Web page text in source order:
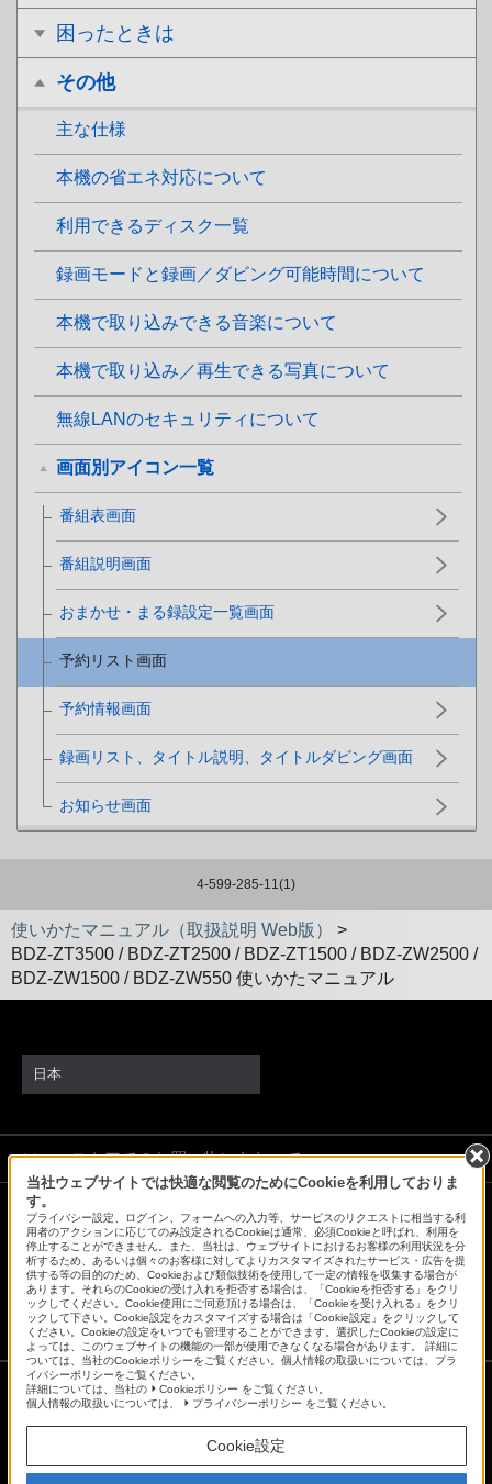
困ったときは
その他
主な仕様
本機の省エネ対応について
利用できるディスク一覧
録画モードと録画／ダビング可能時間について
本機で取り込みできる音楽について
本機で取り込み／再生できる写真について
無線LANのセキュリティについて
画面別アイコン一覧
番組表画面
番組説明画面
おまかせ・まる録設定一覧画面
予約リスト画面
予約情報画面
録画リスト、タイトル説明、タイトルダビング画面
お知らせ画面
4-599-285-11(1)
使いかたマニュアル（取扱説明 Web版）
>
BDZ-ZT3500 / BDZ-ZT2500 / BDZ-ZT1500 / BDZ-ZW2500 /
BDZ-ZW1500 / BDZ-ZW550 使いかたマニュアル
当社ウェブサイトでは快適な閲覧のためにCookieを利用しておりま
す。
プライバシー設定、ログイン、フォームへの入力等、サービスのリクエストに相当する利
用者のアクションに応じてのみ設定されるCookieは通常、必須Cookieと呼ばれ、利用を
停止することができません。また、当社は、ウェブサイトにおけるお客様の利用状況を分
析するため、あるいは個々のお客様に対してよりカスタマイズされたサービス・広告を提
供する等の目的のため、Cookieおよび類似技術を使用して一定の情報を収集する場合が
あります。それらのCookieの受け入れを拒否する場合は、「Cookieを拒否する」をクリ
ックしてください。Cookie使用にご同意頂ける場合は、「Cookieを受け入れる」をクリ
ックして下さい。Cookie設定をカスタマイズする場合は「Cookie設定」をクリックして
ください。Cookieの設定をいつでも管理することができます。選択したCookieの設定に
よっては、このウェブサイトの機能の一部が使用できなくなる場合があります。 詳細に
ついては、当社のCookieポリシーをご覧ください。個人情報の取扱いについては、プラ
イバシーポリシーをご覧ください。
詳細については、当社の
Cookieポリシー をご覧ください。
個人情報の取扱いについては、
プライバシーポリシー をご覧ください。
Cookie設定
日本
ソニーストアでのお買い物にあたって
会社情報 採用情報 特約店のご案内
ニュースリリース
環境情報
My Sony 利用規約
プライバシーポリシー